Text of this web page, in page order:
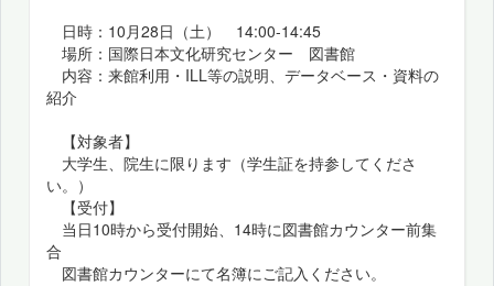
日時：10月28日（土） 14:00-14:45
場所：国際日本文化研究センター 図書館
内容：来館利用・ILL等の説明、データベース・資料の
紹介
【対象者】
大学生、院生に限ります（学生証を持参してくださ
い。）
【受付】
当日10時から受付開始、14時に図書館カウンター前集
合
図書館カウンターにて名簿にご記入ください。